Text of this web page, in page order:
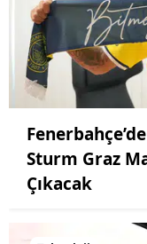
Sturm Graz
Çıkacak